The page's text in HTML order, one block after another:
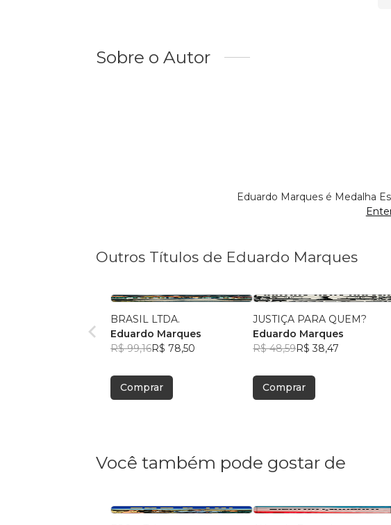
Sobre o Autor
Eduardo Marques é Medalha
Outros Títulos de Eduardo Marques
BRASIL LTDA.
Eduardo Marques
R$ 99,16R$ 78,50
Comprar
JUSTIÇA PARA QUEM?
Eduardo Marques
R$ 48,59R$ 38,47
Comprar
Você também pode gostar de